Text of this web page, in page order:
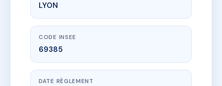
LYON
CODE INSEE
69385
DATE RÈGLEMENT